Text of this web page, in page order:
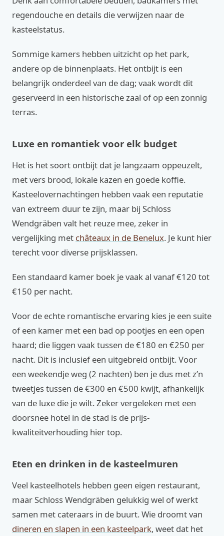
regendouche en details die verwijzen naar de
kasteelstatus.
Sommige kamers hebben uitzicht op het park,
andere op de binnenplaats. Het ontbijt is een
belangrijk onderdeel van de dag; vaak wordt dit
geserveerd in een historische zaal of op een zonnig
terras.
Luxe en romantiek voor elk budget
Het is het soort ontbijt dat je langzaam oppeuzelt,
met vers brood, lokale kazen en goede koffie.
Kasteelovernachtingen hebben vaak een reputatie
van extreem duur te zijn, maar bij Schloss
Wendgräben valt het reuze mee, zeker in
vergelijking met châteaux in de Benelux. Je kunt hier
terecht voor diverse prijsklassen.
Een standaard kamer boek je vaak al vanaf €120 tot
€150 per nacht.
Voor de echte romantische ervaring kies je een suite
of een kamer met een bad op pootjes en een open
haard; die liggen vaak tussen de €180 en €250 per
nacht. Dit is inclusief een uitgebreid ontbijt. Voor
een weekendje weg (2 nachten) ben je dus met z’n
tweetjes tussen de €300 en €500 kwijt, afhankelijk
van de luxe die je wilt. Zeker vergeleken met een
doorsnee hotel in de stad is de prijs-
kwaliteitverhouding hier top.
Eten en drinken in de kasteelmuren
Veel kasteelhotels hebben geen eigen restaurant,
maar Schloss Wendgräben gelukkig wel of werkt
samen met cateraars in de buurt. Wie droomt van
dineren en slapen in een kasteelpark, weet dat het